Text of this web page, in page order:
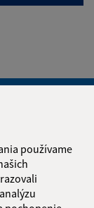
používame